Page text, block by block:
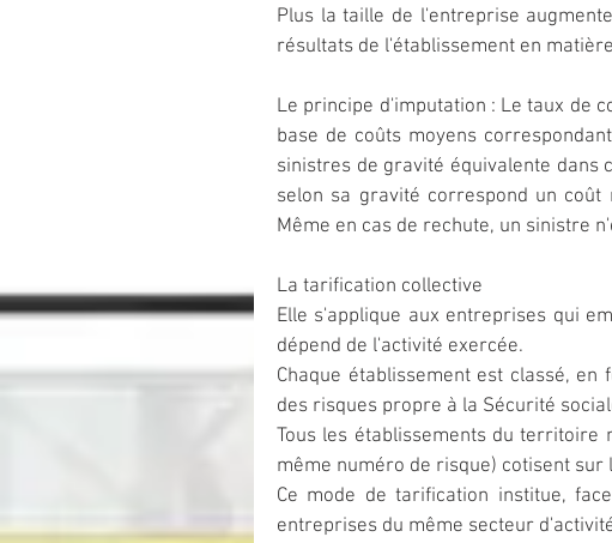
Plus la taille de l'entreprise
résultats de l'établissement en
Le principe d'imputation : Le taux de
base de coûts moyens
sinistres de gravité équivalente dans
selon sa gravité correspond un coût
Même en cas de rechute, un sinistre
La tarification collective
Elle s'applique aux entreprises qui
dépend de l'activité exercée.
Chaque établissement est classé,
des risques propre à la Sécurité
Tous les établissements du territoire
même numéro de risque) cotisent
Ce mode de tarification institue,
entreprises du même secteur